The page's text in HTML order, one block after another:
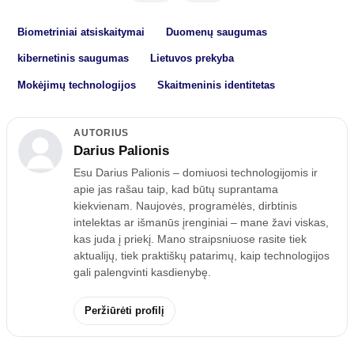
Biometriniai atsiskaitymai Duomenų saugumas
kibernetinis saugumas Lietuvos prekyba
Mokėjimų technologijos Skaitmeninis identitetas
AUTORIUS
Darius Palionis
Esu Darius Palionis – domiuosi technologijomis ir
apie jas rašau taip, kad būtų suprantama
kiekvienam. Naujovės, programėlės, dirbtinis
intelektas ar išmanūs įrenginiai – mane žavi viskas,
kas juda į priekį. Mano straipsniuose rasite tiek
aktualijų, tiek praktiškų patarimų, kaip technologijos
gali palengvinti kasdienybę.
Peržiūrėti profilį